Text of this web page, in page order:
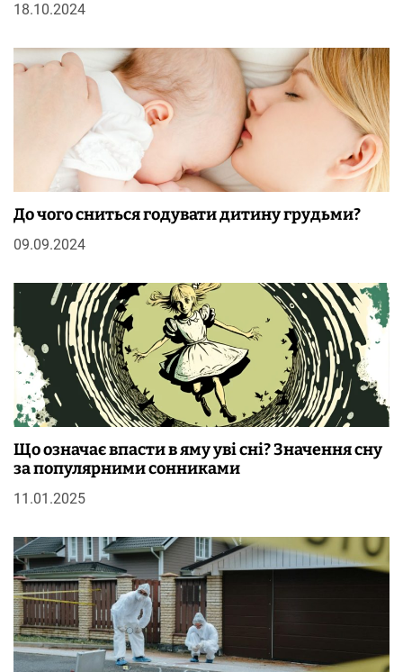
18.10.2024
До чого сниться годувати дитину грудьми?
09.09.2024
Що означає впасти в яму уві сні? Значення сну
за популярними сонниками
11.01.2025